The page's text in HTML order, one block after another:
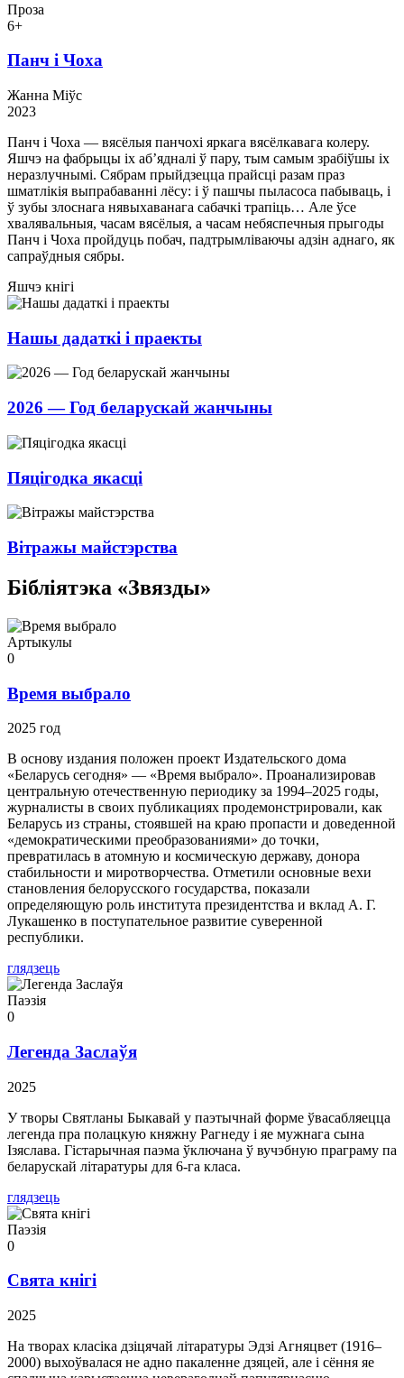
Проза
6+
Панч і Чоха
Жанна Міўс
2023
Панч і Чоха — вясёлыя панчохі яркага вясёлкавага колеру.
Яшчэ на фабрыцы іх аб’ядналі ў пару, тым самым зрабіўшы іх
неразлучнымі. Сябрам прыйдзецца прайсці разам праз
шматлікія выпрабаванні лёсу: і ў пашчы пыласоса пабываць, і
ў зубы злоснага нявыхаванага сабачкі трапіць… Але ўсе
хвалявальныя, часам вясёлыя, а часам небяспечныя прыгоды
Панч і Чоха пройдуць побач, падтрымліваючы адзін аднаго, як
сапраўдныя сябры.
Яшчэ кнігі
Нашы дадаткі і праекты
2026 — Год беларускай жанчыны
Пяцігодка якасці
Вітражы майстэрства
Бібліятэка «Звязды»
Артыкулы
0
Время выбрало
2025 год
В основу издания положен проект Издательского дома
«Беларусь сегодня» — «Время выбрало». Проанализировав
центральную отечественную периодику за 1994–2025 годы,
журналисты в своих публикациях продемонстрировали, как
Беларусь из страны, стоявшей на краю пропасти и доведенной
«демократическими преобразованиями» до точки,
превратилась в атомную и космическую державу, донора
стабильности и миротворчества. Отметили основные вехи
становления белорусского государства, показали
определяющую роль института президентства и вклад А. Г.
Лукашенко в поступательное развитие суверенной
республики.
глядзець
Паэзія
0
Легенда Заслаўя
2025
У творы Святланы Быкавай у паэтычнай форме ўвасабляецца
легенда пра полацкую княжну Рагнеду і яе мужнага сына
Ізяслава. Гістарычная паэма ўключана ў вучэбную праграму па
беларускай літаратуры для 6-га класа.
глядзець
Паэзія
0
Свята кнігі
2025
На творах класіка дзіцячай літаратуры Эдзі Агняцвет (1916–
2000) выхоўвалася не адно пакаленне дзяцей, але і сёння яе